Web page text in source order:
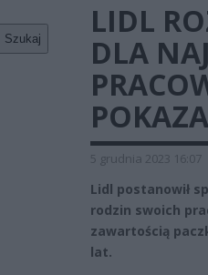
Szukaj
LIDL
DLA
5 grudnia 2023 16:07
Lidl postanowił
rodzin swoich
zawartością
lat.